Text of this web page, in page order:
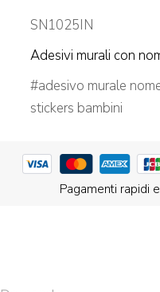
SN1025IN
Adesivi murali con
adesivo murale
stickers bambini
Pagamenti rapidi